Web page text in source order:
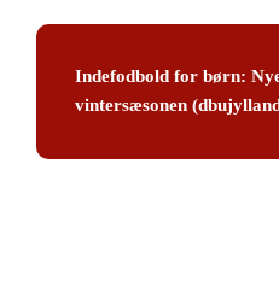
Indefodbold for børn:
vintersæsonen